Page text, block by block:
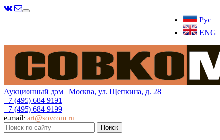
Рус
ENG
Меню
Аукционный дом | Москва, ул. Щепкина, д. 28
+7 (495) 684 9191
+7 (495) 684 9199
e-mail: art@sovcom.ru